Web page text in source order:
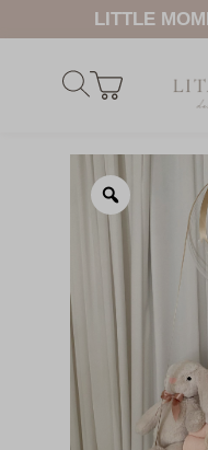
LITTLE